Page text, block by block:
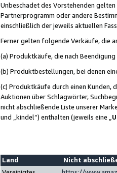
Unbeschadet des Vorstehenden
Partnerprogramm oder andere
einschließlich der jeweils aktuellen
Ferner gelten folgende Verkäufe, die
(a) Produktkäufe, die nach Beendigung
(b) Produktbestellungen, bei denen
(c) Produktkäufe durch einen Kunden,
Auktionen über Schlagwörter,
nicht abschließende Liste unserer
und „kindel“) enthalten (jeweils eine „
Land
Nicht